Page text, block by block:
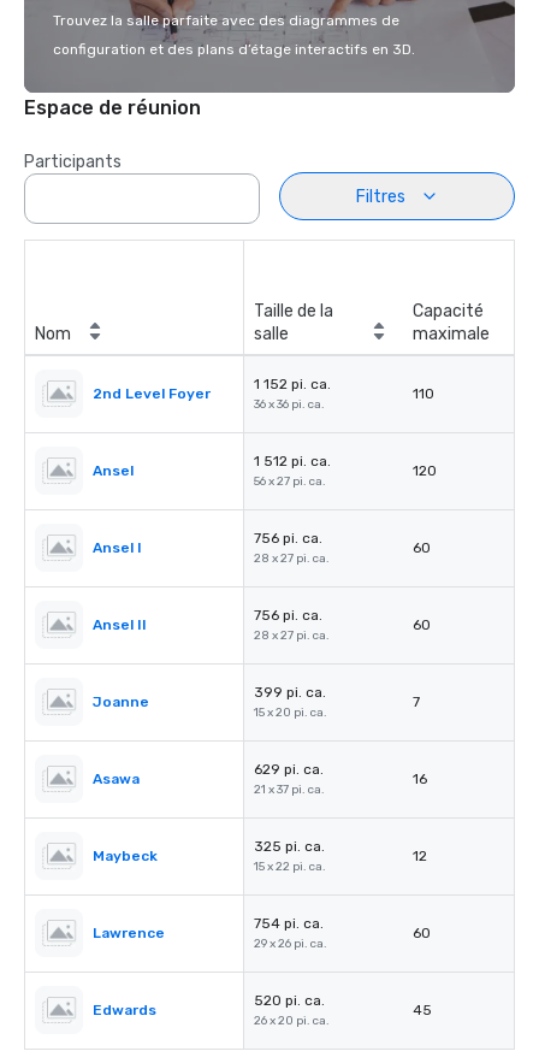
Trouvez la salle parfaite avec des diagrammes de
configuration et des plans d’étage interactifs en 3D.
Espace de réunion
Participants
Filtres
Nom
Taille de la
salle
Capacité
maximale
2nd Level Foyer
1 152 pi. ca.
36 x 36 pi. ca.
110
Ansel
1 512 pi. ca.
56 x 27 pi. ca.
120
Ansel I
756 pi. ca.
28 x 27 pi. ca.
60
Ansel II
756 pi. ca.
28 x 27 pi. ca.
60
Joanne
399 pi. ca.
15 x 20 pi. ca.
7
Asawa
629 pi. ca.
21 x 37 pi. ca.
16
Maybeck
325 pi. ca.
15 x 22 pi. ca.
12
Lawrence
754 pi. ca.
29 x 26 pi. ca.
60
Edwards
520 pi. ca.
26 x 20 pi. ca.
45